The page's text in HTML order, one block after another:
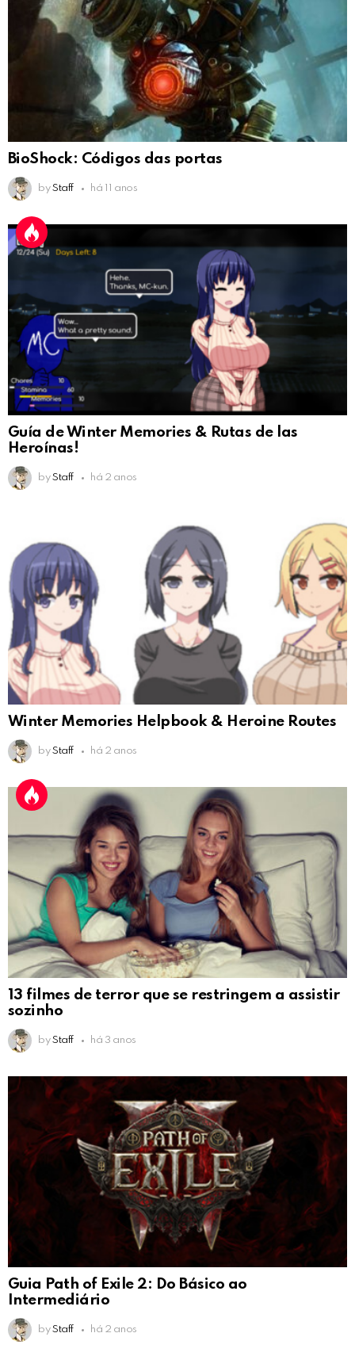
BioShock: Códigos das portas
by Staff há 11 anos
Guía de Winter Memories & Rutas de las
Heroínas!
by Staff há 2 anos
Winter Memories Helpbook & Heroine Routes
by Staff há 2 anos
13 filmes de terror que se restringem a assistir
sozinho
by Staff há 3 anos
Guia Path of Exile 2: Do Básico ao
Intermediário
by Staff há 2 anos